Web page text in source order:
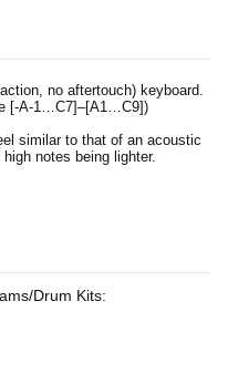
no aftertouch) keyboard.
[-A-1…C7]–[A1…C9])
similar to that of an acoustic
notes being lighter.
Drum Kits: